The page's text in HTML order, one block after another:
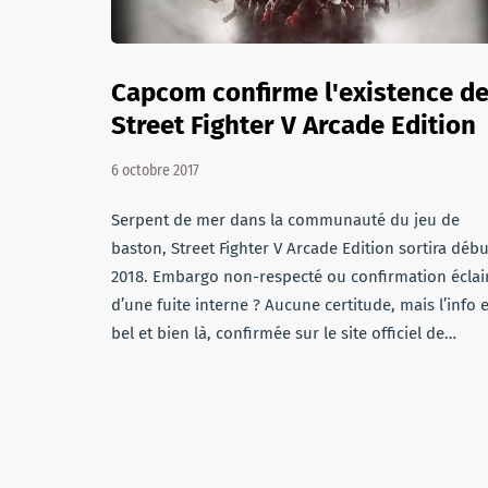
Capcom confirme l'existence de
Street Fighter V Arcade Edition
6 octobre 2017
Serpent de mer dans la communauté du jeu de
baston, Street Fighter V Arcade Edition sortira
2018. Embargo non-respecté ou confirmation
d’une fuite interne ? Aucune certitude, mais l’info
bel et bien là, confirmée sur le site officiel de…